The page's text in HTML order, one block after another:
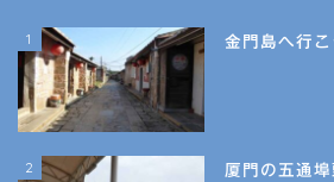
1 金門島へ行こ
2
厦門の五通